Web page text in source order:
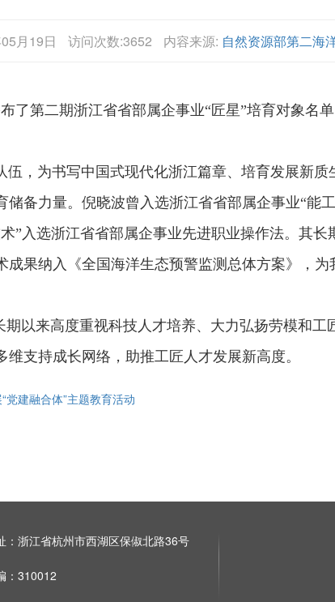
月19日 访问次数:3652 内容来源: 自然资源部第二海
第二期浙江省省部属企事业“匠星”培育对象名
，为书写中国式现代化浙江篇章、培育发展新质
备力量。倪晓波曾入选浙江省省部属企事业“能
”入选浙江省省部属企事业先进职业操作法。其长
果纳入《全国海洋生态预警监测总体方案》，为
来高度重视科技人才培养、大力弘扬劳模和工
支持成长网络，助推工匠人才发展新高度。
党建融合体”主题教育活动
：浙江省杭州市西湖区保俶北路36号
：310012